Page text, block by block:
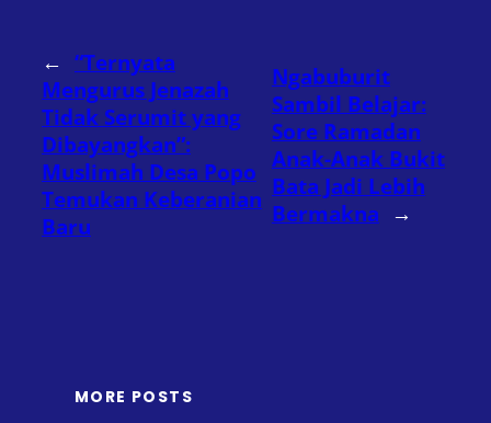
← “Ternyata
Mengurus Jenazah
Tidak Serumit yang
Dibayangkan”:
Muslimah Desa Popo
Temukan Keberanian
Baru
Ngabuburit
Sambil Belajar:
Sore Ramadan
Anak-Anak Bukit
Bata Jadi Lebih
Bermakna →
MORE POSTS